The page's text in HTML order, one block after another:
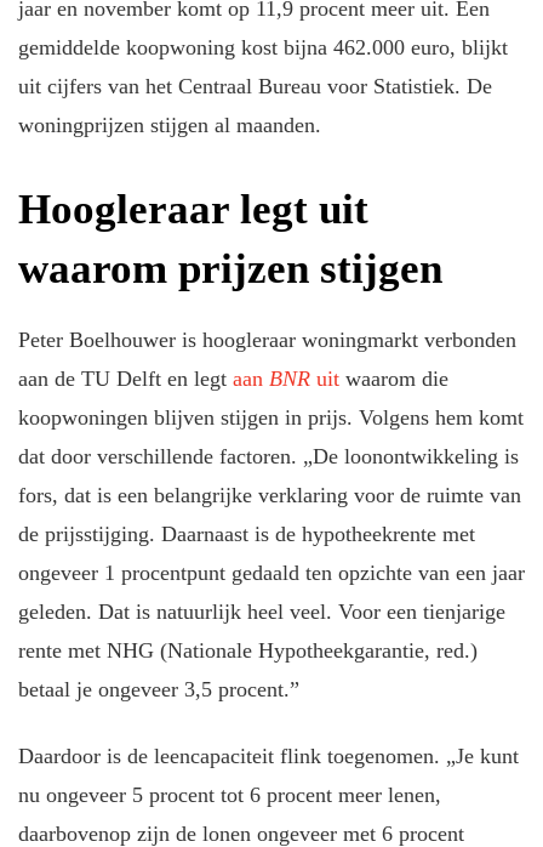
jaar en november komt op 11,9 procent meer uit. Een
gemiddelde koopwoning kost bijna 462.000 euro, blijkt
uit cijfers van het Centraal Bureau voor Statistiek. De
woningprijzen stijgen al maanden.
Hoogleraar legt uit
waarom prijzen stijgen
Peter Boelhouwer is hoogleraar woningmarkt verbonden
aan de TU Delft en legt aan BNRuitwaarom die
koopwoningen blijven stijgen in prijs. Volgens hem komt
dat door verschillende factoren. „De loonontwikkeling is
fors, dat is een belangrijke verklaring voor de ruimte van
de prijsstijging. Daarnaast is de hypotheekrente met
ongeveer 1 procentpunt gedaald ten opzichte van een jaar
geleden. Dat is natuurlijk heel veel. Voor een tienjarige
rente met NHG (Nationale Hypotheekgarantie, red.)
betaal je ongeveer 3,5 procent.”
Daardoor is de leencapaciteit flink toegenomen. „Je kunt
nu ongeveer 5 procent tot 6 procent meer lenen,
daarbovenop zijn de lonen ongeveer met 6 procent